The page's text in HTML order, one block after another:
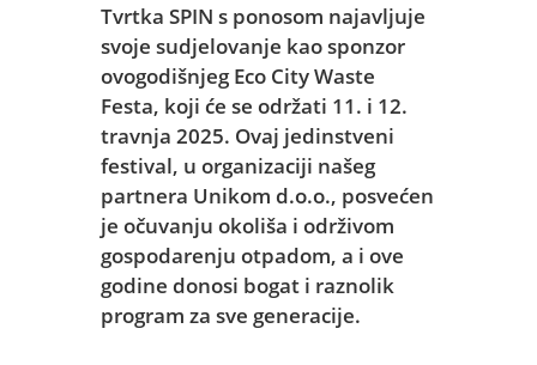
Tvrtka SPIN s ponosom najavljuje
svoje sudjelovanje kao sponzor
ovogodišnjeg Eco City Waste
Festa, koji će se održati 11. i 12.
travnja 2025. Ovaj jedinstveni
festival, u organizaciji našeg
partnera Unikom d.o.o., posvećen
je očuvanju okoliša i održivom
gospodarenju otpadom, a i ove
godine donosi bogat i raznolik
program za sve generacije.